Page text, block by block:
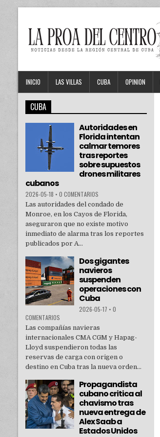
INICIO LAS VILLAS CUBA OPINION
CUBA
Autoridades en
Florida intentan
calmar temores
tras reportes
sobre supuestos
drones militares
cubanos
2026-05-18 • 0 COMENTARIOS
Las autoridades del condado de
Monroe, en los Cayos de Florida,
aseguraron que no existe motivo
inmediato de alarma tras los reportes
publicados por A...
Dos gigantes
navieros
suspenden
operaciones con
Cuba
2026-05-17 • 0
COMENTARIOS
Las compañías navieras
internacionales CMA CGM y Hapag-
Lloyd suspendieron todas las
reservas de carga con origen o
destino en Cuba tras la nueva orden...
Propagandista
cubano critica al
chavismo tras
nueva entrega de
Alex Saab a
Estados Unidos